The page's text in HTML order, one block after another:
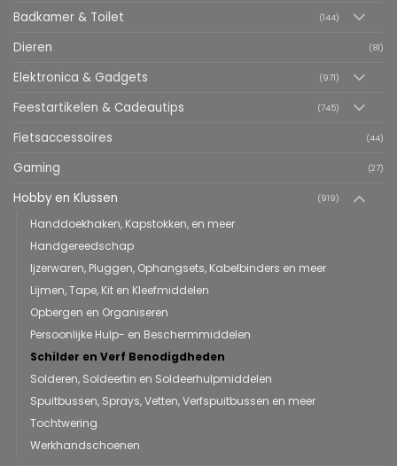
Badkamer & Toilet (144)
Dieren (81)
Elektronica & Gadgets (971)
Feestartikelen & Cadeautips (745)
Fietsaccessoires (44)
Gaming (27)
Hobby en Klussen (919)
Handdoekhaken, Kapstokken, en meer
Handgereedschap
Ijzerwaren, Pluggen, Ophangsets, Kabelbinders en meer
Lijmen, Tape, Kit en Kleefmiddelen
Opbergen en Organiseren
Persoonlijke Hulp- en Beschermmiddelen
Schilder en Verf Benodigdheden
Solderen, Soldeertin en Soldeerhulpmiddelen
Spuitbussen, Sprays, Vetten, Verfspuitbussen en meer
Tochtwering
Werkhandschoenen